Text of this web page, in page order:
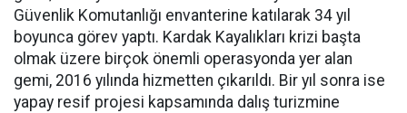
Güvenlik Komutanlığı envanterine katılarak 34 yıl
boyunca görev yaptı. Kardak Kayalıkları krizi başta
olmak üzere birçok önemli operasyonda yer alan
gemi, 2016 yılında hizmetten çıkarıldı. Bir yıl sonra ise
yapay resif projesi kapsamında dalış turizmine